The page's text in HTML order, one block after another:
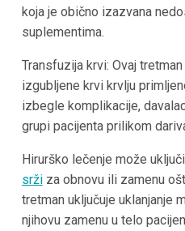
koja je obično izazvana
suplementima.
Transfuzija krvi: Ovaj
izgubljene krvi krvlju
izbegle komplikacije,
grupi pacijenta prilikom
Hirurško lečenje može
sržiza obnovu ili zamenu
tretman uključuje uklanjanje
njihovu zamenu u telo